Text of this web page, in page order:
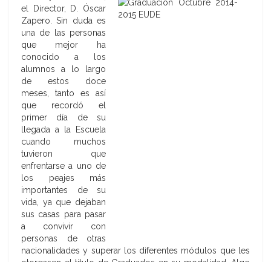
el Director, D. Óscar
Zapero. Sin duda es
una de las personas
que mejor ha
conocido a los
alumnos a lo largo
de estos doce
meses, tanto es así
que recordó el
primer día de su
llegada a la Escuela
cuando muchos
tuvieron que
enfrentarse a uno de
los peajes más
importantes de su
vida, ya que dejaban
sus casas para pasar
a convivir con
personas de otras
nacionalidades y superar los diferentes módulos que les